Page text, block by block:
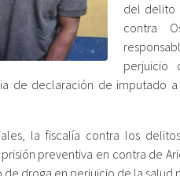
del delito
contra
perjuicio
de declaración de imputado
la fiscalía contra los
preventiva en contra de
droga en perjuicio de la salud